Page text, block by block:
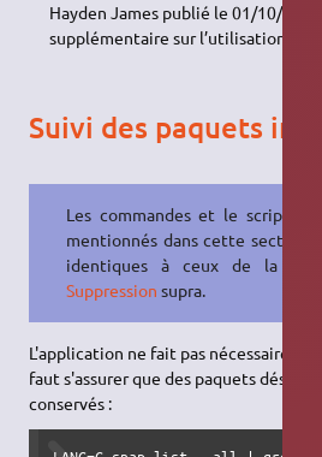
Hayden James publié le 01/10/2023
supplémentaire sur l’utilisation de
Suivi des paquets
Les commandes et le script
mentionnés dans cette section
identiques à ceux de la
Suppression supra.
L'application ne fait pas
faut s'assurer que des paquets
conservés :